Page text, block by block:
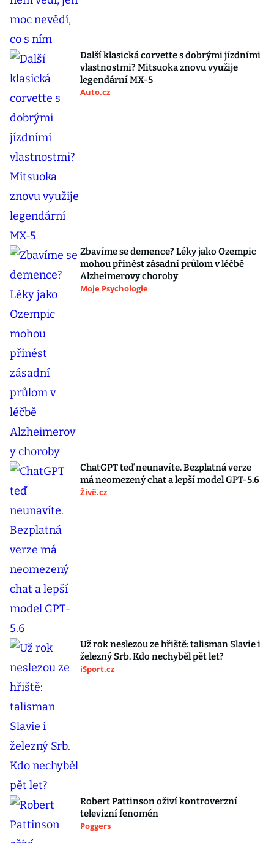
Další klasická corvette s dobrými jízdními
vlastnostmi? Mitsuoka znovu využije
legendární MX-5
Auto.cz
Zbavíme se demence? Léky jako Ozempic
mohou přinést zásadní průlom v léčbě
Alzheimerovy choroby
Moje Psychologie
ChatGPT teď neunavíte. Bezplatná verze
má neomezený chat a lepší model GPT-5.6
Živě.cz
Už rok neslezou ze hřiště: talisman Slavie i
železný Srb. Kdo nechyběl pět let?
iSport.cz
Robert Pattinson oživí kontroverzní
televizní fenomén
Poggers